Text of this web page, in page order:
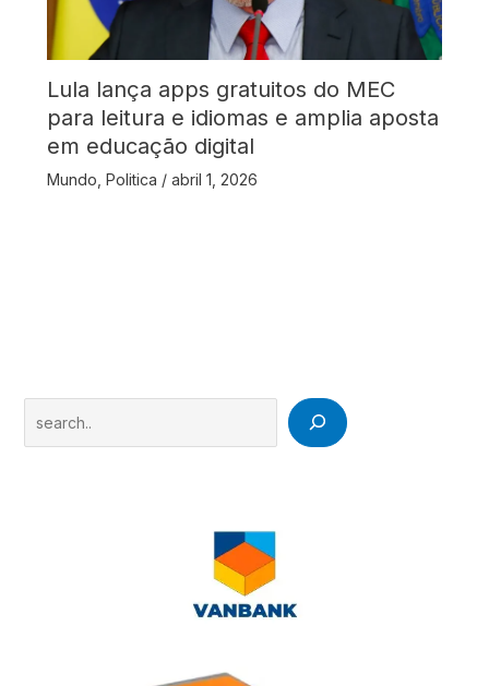
Lula lança apps gratuitos do MEC
para leitura e idiomas e amplia aposta
em educação digital
Mundo Politica / abril 1, 2026